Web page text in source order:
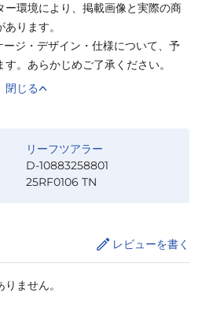
環境により、掲載画像と実際の商
ります。
ジ・デザイン・仕様について、予
。あらかじめご了承ください。
閉じる
リーフツアラー
D-10883258801
25RF0106 TN
レビューを書く
ません。